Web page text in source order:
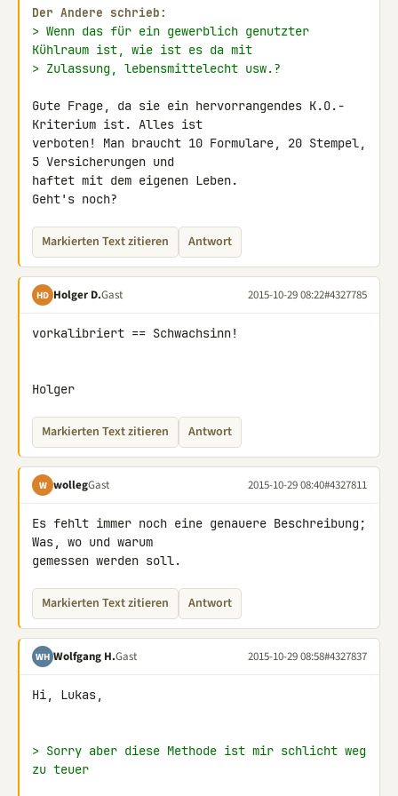
Der Andere schrieb:
> Wenn das für ein gewerblich genutzter
Kühlraum ist, wie ist es da mit
> Zulassung, lebensmittelecht usw.?
Gute Frage, da sie ein hervorrangendes K.O.-
Kriterium ist. Alles ist
verboten! Man braucht 10 Formulare, 20 Stempel,
5 Versicherungen und
haftet mit dem eigenen Leben.
Geht's noch?
Markierten Text zitieren Antwort
HD Holger D.Gast 2015-10-29 08:22#4327785
vorkalibriert == Schwachsinn!
Holger
Markierten Text zitieren Antwort
W wollegGast 2015-10-29 08:40#4327811
Es fehlt immer noch eine genauere Beschreibung;
Was, wo und warum
gemessen werden soll.
Markierten Text zitieren Antwort
WH Wolfgang H.Gast 2015-10-29 08:58#4327837
Hi, Lukas,
> Sorry aber diese Methode ist mir schlicht weg
zu teuer